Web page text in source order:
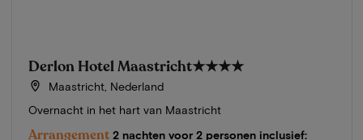
Derlon Hotel Maastricht★★★★
Maastricht, Nederland
Overnacht in het hart van Maastricht
Arrangement 2 nachten voor 2 personen inclusief: